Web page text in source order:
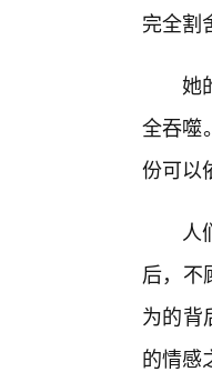
完全割
她
全吞噬
份可以
人
后，不
为的背
的情感